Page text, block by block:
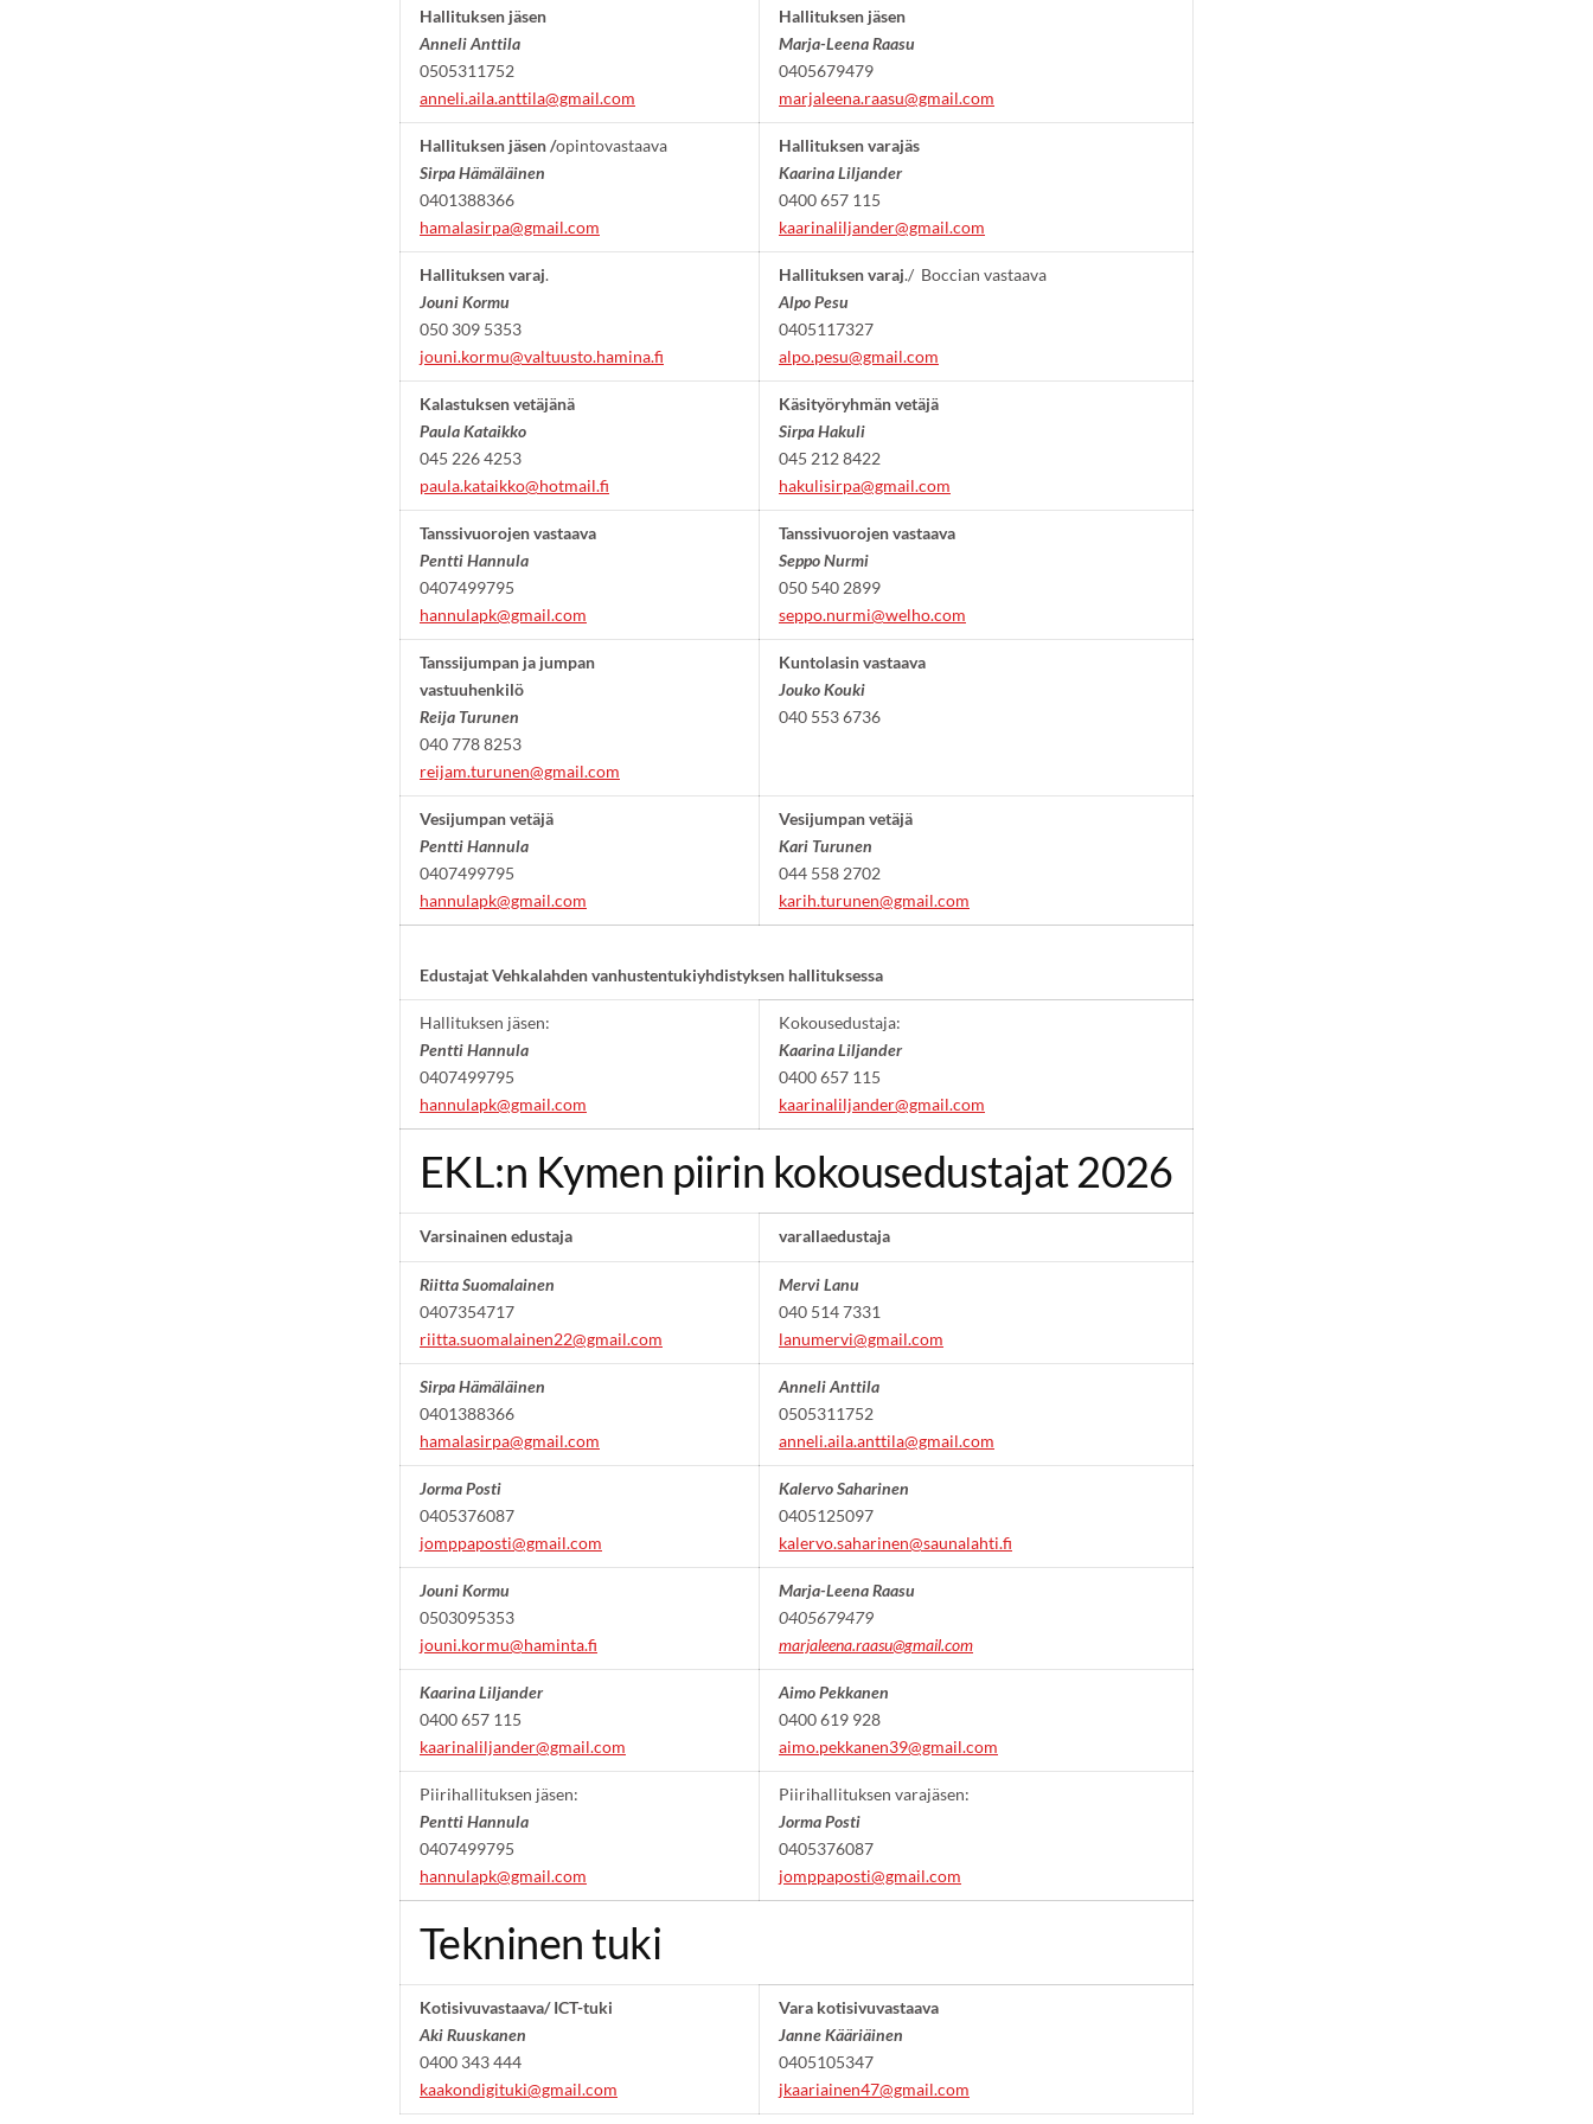
Hallituksen jäsen
Anneli Anttila
0505311752
anneli.aila.anttila@gmail.com
Hallituksen jäsen
Marja-Leena Raasu
0405679479
marjaleena.raasu@gmail.com
Hallituksen jäsen /opintovastaava
Sirpa Hämäläinen
0401388366
hamalasirpa@gmail.com
Hallituksen varajäs
Kaarina Liljander
0400 657 115
kaarinaliljander@gmail.com
Hallituksen varaj.
Jouni Kormu
050 309 5353
jouni.kormu@valtuusto.hamina.fi
Hallituksen varaj./ Boccian vastaava
Alpo Pesu
0405117327
alpo.pesu@gmail.com
Kalastuksen vetäjänä
Paula Kataikko
045 226 4253
paula.kataikko@hotmail.fi
Käsityöryhmän vetäjä
Sirpa Hakuli
045 212 8422
hakulisirpa@gmail.com
Tanssivuorojen vastaava
Pentti Hannula
0407499795
hannulapk@gmail.com
Tanssivuorojen vastaava
Seppo Nurmi
050 540 2899
seppo.nurmi@welho.com
Tanssijumpan ja jumpan
vastuuhenkilö
Reija Turunen
040 778 8253
reijam.turunen@gmail.com
Kuntolasin vastaava
Jouko Kouki
040 553 6736
Vesijumpan vetäjä
Pentti Hannula
0407499795
hannulapk@gmail.com
Vesijumpan vetäjä
Kari Turunen
044 558 2702
karih.turunen@gmail.com
Edustajat Vehkalahden vanhustentukiyhdistyksen hallituksessa
Hallituksen jäsen:
Pentti Hannula
0407499795
hannulapk@gmail.com
Kokousedustaja:
Kaarina Liljander
0400 657 115
kaarinaliljander@gmail.com
EKL:n Kymen piirin kokousedustajat 2026
Varsinainen edustaja varallaedustaja
Riitta Suomalainen
0407354717
riitta.suomalainen22@gmail.com
Mervi Lanu
040 514 7331
lanumervi@gmail.com
Sirpa Hämäläinen
0401388366
hamalasirpa@gmail.com
Anneli Anttila
0505311752
anneli.aila.anttila@gmail.com
Jorma Posti
0405376087
jomppaposti@gmail.com
Kalervo Saharinen
0405125097
kalervo.saharinen@saunalahti.fi
Jouni Kormu
0503095353
jouni.kormu@haminta.fi
Marja-Leena Raasu
0405679479
marjaleena.raasu@gmail.com
Kaarina Liljander
0400 657 115
kaarinaliljander@gmail.com
Aimo Pekkanen
0400 619 928
aimo.pekkanen39@gmail.com
Piirihallituksen jäsen:
Pentti Hannula
0407499795
hannulapk@gmail.com
Piirihallituksen varajäsen:
Jorma Posti
0405376087
jomppaposti@gmail.com
Tekninen tuki
Kotisivuvastaava/ ICT-tuki
Aki Ruuskanen
0400 343 444
kaakondigituki@gmail.com
Vara kotisivuvastaava
Janne Kääriäinen
0405105347
jkaariainen47@gmail.com